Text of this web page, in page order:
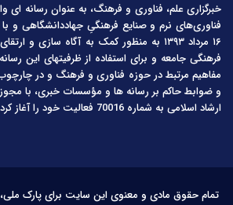
خبرگزاری علم، فناوری و فرهنگ، به عنوان رسانه ای
فناوری‌های نرم و صنایع فرهنگیِ جهاددانشگاهی و
۱۶ مرداد ۱۳۹۳ به منظور کمک به آگاه سازی و
فرهنگی جامعه و برای استفاده از ظرفیتهای این
مفاهیم مرتبط در حوزه فناوری و فرهنگ و در
و ضوابط حاکم بر رسانه ها و مؤسسات خبری، با
ارشاد اسلامی به شماره 70016 فعالیت خود را آغاز کرده است.
تمام حقوق مادی و معنوی این سایت برای پارک